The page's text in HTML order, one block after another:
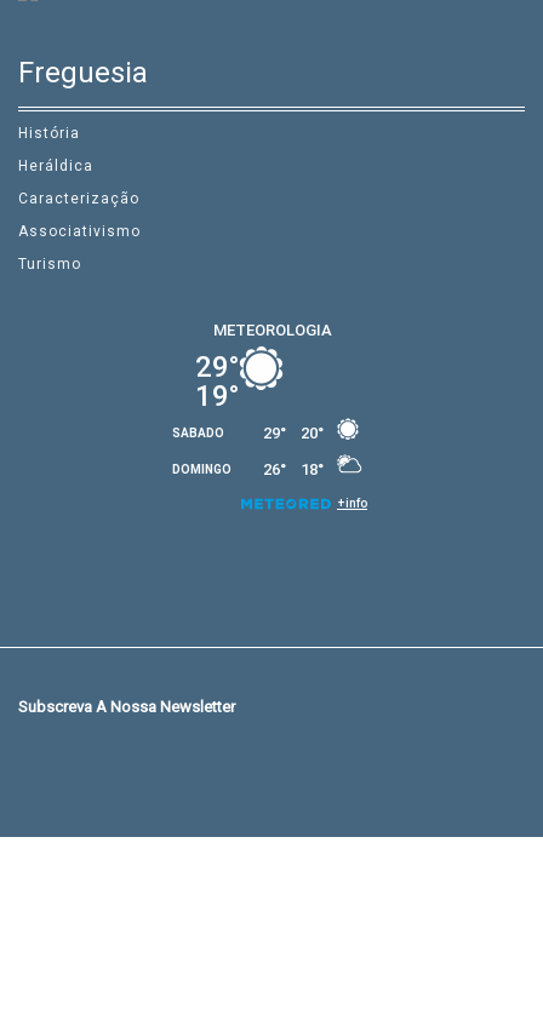
Freguesia
História
Heráldica
Caracterização
Associativismo
Turismo
Subscreva A Nossa Newsletter